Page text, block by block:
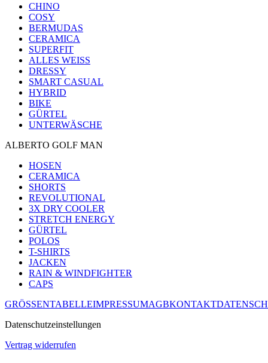
CHINO
COSY
BERMUDAS
CERAMICA
SUPERFIT
ALLES WEISS
DRESSY
SMART CASUAL
HYBRID
BIKE
GÜRTEL
UNTERWÄSCHE
ALBERTO GOLF MAN
HOSEN
CERAMICA
SHORTS
REVOLUTIONAL
3X DRY COOLER
STRETCH ENERGY
GÜRTEL
POLOS
T-SHIRTS
JACKEN
RAIN & WINDFIGHTER
CAPS
GRÖSSENTABELLEIMPRESSUMAGBKONTAKT
Datenschutzeinstellungen
Vertrag widerrufen